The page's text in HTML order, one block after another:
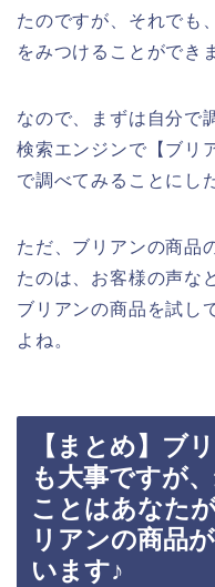
たのですが、それでも
をみつけることができ
なので、まずは自分で
検索エンジンで【ブリ
で調べてみることにし
ただ、ブリアンの商品
たのは、お客様の声な
ブリアンの商品を試し
よね。
【まとめ】ブ
も大事ですが
ことはあなた
リアンの商品
います♪